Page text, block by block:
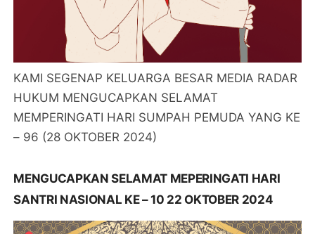
KAMI SEGENAP KELUARGA BESAR MEDIA RADAR
HUKUM MENGUCAPKAN SELAMAT
MEMPERINGATI HARI SUMPAH PEMUDA YANG KE
– 96 (28 OKTOBER 2024)
MENGUCAPKAN SELAMAT MEPERINGATI HARI
SANTRI NASIONAL KE – 10 22 OKTOBER 2024